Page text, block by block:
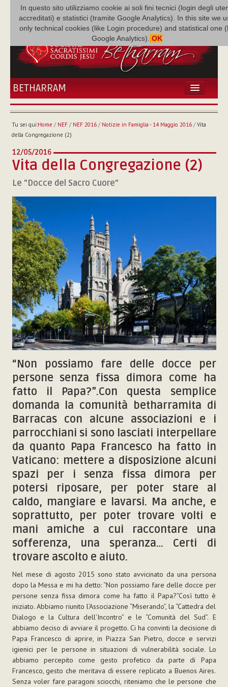
In questo sito utilizziamo cookie ai soli fini tecnici (login degli
accreditati) e statistici (tramite Google Analytics). In this site we
only technical cookies (like Login procedure) and statistical one
Google Analytics). OK
BETHARRAM
HOME
BÉTHARRAM
MISSIONE
MEDIATECA
P. AUGUSTO ETCHECOPAR
Tu sei qui:Home / NEF/ NEF 2016/ Notizie in Famiglia - 14 Maggio 2016/ Vita
della Congregazione (2)
12/05/2016
Vita della Congregazione (2)
Le “Docce del Sacro Cuore”
“Non possiamo fare delle docce per
persone senza fissa dimora come ha
fatto il Papa?”.Con questa semplice
domanda la comunità betharramita di
Barracas con alcune associazioni e i
parrocchiani si sono lasciati interpellare
da quanto Papa Francesco ha fatto in
Vaticano: mettere a disposizione alcuni
spazi per i senza fissa dimora per
potersi riposare, per poter stare al
caldo, mangiare e lavarsi. Ma anche, e
soprattutto, per poter trovare volti e
mani amiche a cui raccontare una
sofferenza, una speranza… Certi di
trovare ascolto e aiuto.
Nel mese di agosto 2015 sono stato avvicinato da una persona
dopo la Messa e mi ha detto: “Non possiamo fare delle docce per
persone senza fissa dimora come ha fatto il Papa?”Così tutto è
iniziato. Abbiamo riunito l’Associazione “Miserando”, la “Cattedra del
Dialogo e la Cultura dell’Incontro” e le “Comunità del Sud”. E
abbiamo deciso di avviare il progetto. Ci ha convinti la decisione di
Papa Francesco di aprire, in Piazza San Pietro, docce e servizi
igienici per le persone in situazioni di vulnerabilità sociale. Lo
abbiamo percepito come gesto profetico da parte di Papa
Francesco, gesto che meritava di essere replicato a Buenos Aires.
Senza voler fare paragoni sciocchi, riteniamo che le persone che